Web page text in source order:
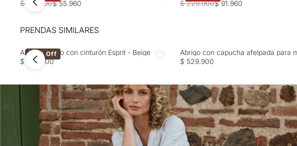
$ 139.900$ 55.960
$ 229.900$ 91.960
PRENDAS SIMILARES
40% Off Favoritos
Abrigo ceñido con cinturón Esprit - Beige
$ 499.900
Abrigo con capucha afelpada para
$ 529.900